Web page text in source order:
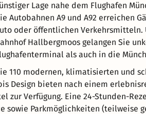
Lage nahe dem Flughafen
Autobahnen A9 und A92 erreichen
oder öffentlichen Verkehrsmitteln.
Hallbergmoos gelangen Sie
als auch in die
110 modernen, klimatisierten und
Design bieten nach einem
zur Verfügung. Eine 24-Stunden-
sowie Parkmöglichkeiten (teilweise